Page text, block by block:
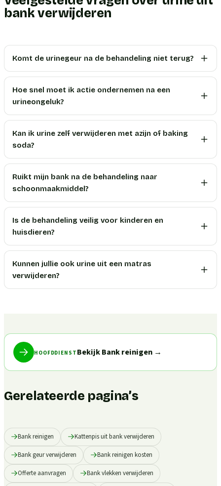
bank verwijderen
Komt de urinegeur na de behandeling niet terug?
Hoe snel moet ik actie ondernemen na een
urineongeluk?
Kan ik urine zelf verwijderen met azijn of baking
soda?
Ruikt mijn bank na de behandeling naar
schoonmaakmiddel?
Is de behandeling veilig voor kinderen en
huisdieren?
Kunnen jullie ook urine uit een matras
verwijderen?
HOOFDDIENST Bekijk Bank reinigen→
Gerelateerde pagina’s
Bank reinigen Kattenpis uit bank verwijderen
Bank geur verwijderen Bank reinigen kosten
Offerte aanvragen Bank vlekken verwijderen